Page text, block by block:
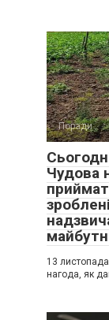
Поради
Чудова
13
нагода, як